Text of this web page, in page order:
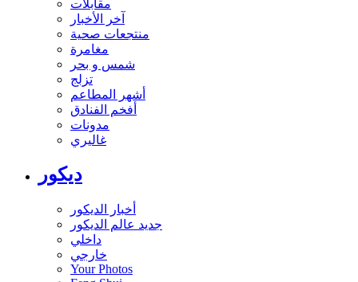
مقابلات
آخر الأخبار
منتجعات صحية
مغامرة
شمس و بحر
تزلج
أشهر المطاعم
أفخم الفنادق
مدونات
غاليري
ديكور
أخبار الديكور
جديد عالم الديكور
داخلي
خارجي
Your Photos